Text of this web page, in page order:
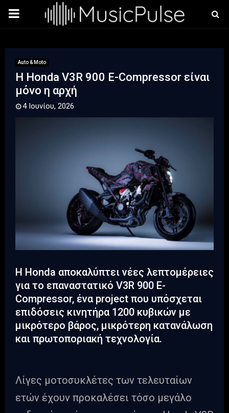
PRIMARY
Auto & Moto
Η Honda V3R 900 E-Compressor είναι
μόνο η αρχή
4 Ιουνίου, 2026
Η Honda αποκαλύπτει νέες λεπτομέρειες
για το επαναστατικό V3R 900 E-
Compressor, ένα project που υπόσχεται
επιδόσεις κινητήρα 1200 κυβικών με
μικρότερο βάρος, μικρότερη κατανάλωση
και πρωτοποριακή τεχνολογία.
Λίγες μοτοσυκλέτες των τελευταίων
ετών έχουν προκαλέσει τόσο μεγάλο